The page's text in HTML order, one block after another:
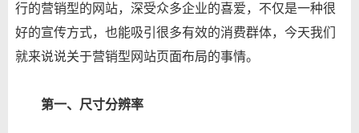
行的营销型的网站，深受众多企业的喜爱，不仅是一种很
好的宣传方式，也能吸引很多有效的消费群体，今天我们
就来说说关于营销型网站页面布局的事情。
第一、尺寸分辨率